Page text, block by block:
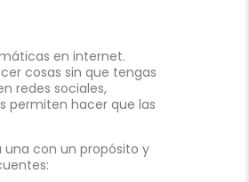
en internet.
cosas sin que tengas
redes sociales,
permiten hacer que las
una con un propósito y